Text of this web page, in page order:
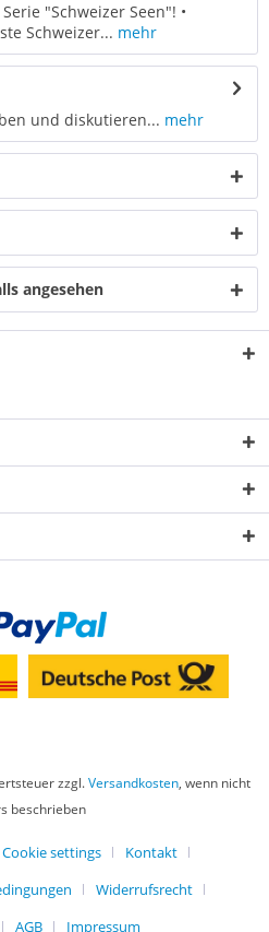
"Schweizer Seen"! •
Schweizer... mehr
und diskutieren... mehr
angesehen
zzgl.Versandkosten, wenn nicht
beschrieben
Cookie settings
Kontakt
Widerrufsrecht
AGB Impressum